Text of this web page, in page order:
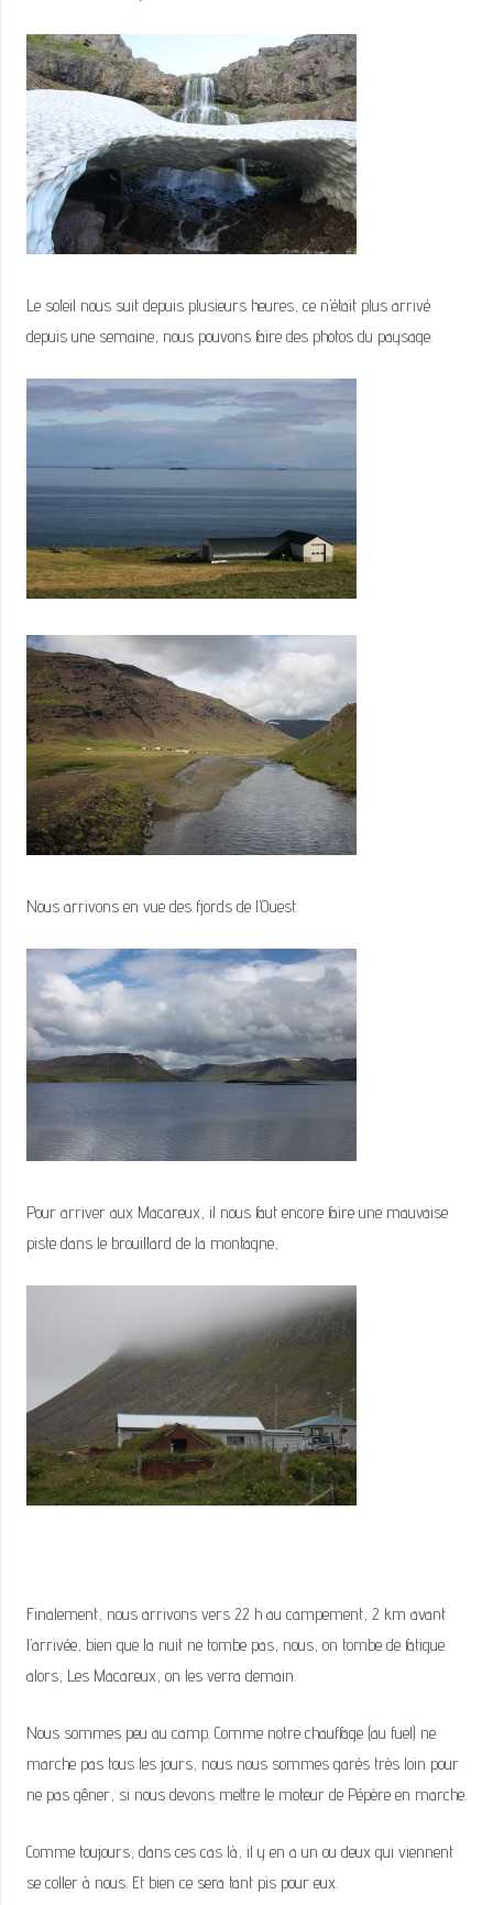
Le soleil nous suit depuis plusieurs heures, ce n’était plus arrivé
depuis une semaine, nous pouvons faire des photos du paysage.
Nous arrivons en vue des fjords de l’Ouest.
Pour arriver aux Macareux, il nous faut encore faire une mauvaise
piste dans le brouillard de la montagne,
Finalement, nous arrivons vers 22 h au campement, 2 km avant
l’arrivée, bien que la nuit ne tombe pas, nous, on tombe de fatigue
alors, Les Macareux, on les verra demain.
Nous sommes peu au camp. Comme notre chauffage (au fuel) ne
marche pas tous les jours, nous nous sommes garés très loin pour
ne pas gêner, si nous devons mettre le moteur de Pépère en marche.
Comme toujours, dans ces cas là, il y en a un ou deux qui viennent
se coller à nous. Et bien ce sera tant pis pour eux.